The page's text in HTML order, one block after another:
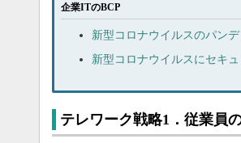
企業ITのBCP
新型コロナウイルスのパン
新型コロナウイルスにセキ
テレワーク戦略1．従業員